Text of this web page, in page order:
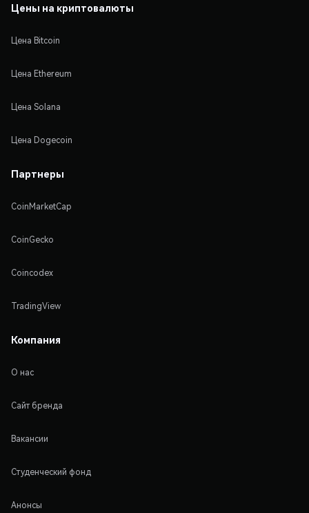
Цены на криптовалюты
Цена Bitcoin
Цена Ethereum
Цена Solana
Цена Dogecoin
Партнеры
CoinMarketCap
CoinGecko
Coincodex
TradingView
Компания
О нас
Сайт бренда
Вакансии
Студенческий фонд
Анонсы